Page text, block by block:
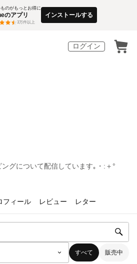
ものがもっとお得に
のアプリ
3万件以上
インストールする
ログイン
グについて配信しています｡・:＋°
フィール レビュー レター
すべて 販売中